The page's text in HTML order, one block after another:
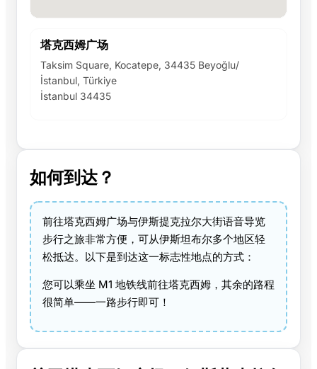
塔克西姆广场
Taksim Square, Kocatepe, 34435 Beyoğlu/
İstanbul, Türkiye
İstanbul 34435
如何到达？
前往塔克西姆广场与伊斯提克拉尔大街语音导览
步行之旅非常方便，可从伊斯坦布尔多个地区轻
松抵达。以下是到达这一标志性地点的方式：
您可以乘坐 M1 地铁线前往塔克西姆，其余的路程
很简单——一路步行即可！